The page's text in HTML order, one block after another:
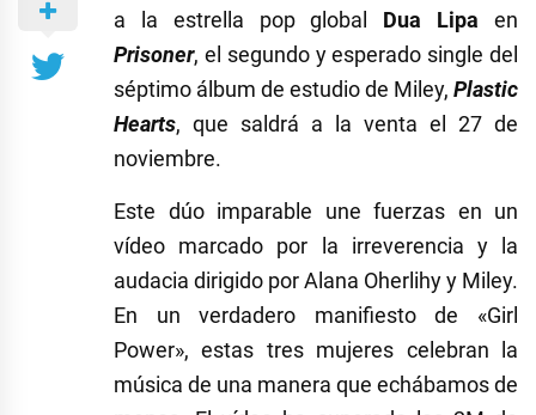
a la estrella pop global Dua Lipa en
Prisoner, el segundo y esperado single del
séptimo álbum de estudio de Miley, Plastic
Hearts, que saldrá a la venta el 27 de
noviembre.
Este dúo imparable une fuerzas en un
vídeo marcado por la irreverencia y la
audacia dirigido por Alana Oherlihy y Miley.
En un verdadero manifiesto de «Girl
Power», estas tres mujeres celebran la
música de una manera que echábamos de